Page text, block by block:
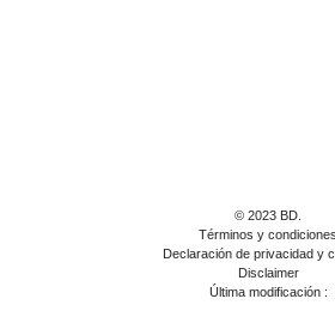
© 2023 BD.
Términos y condiciones
Declaración de privacidad y
Disclaimer
Última modificación :